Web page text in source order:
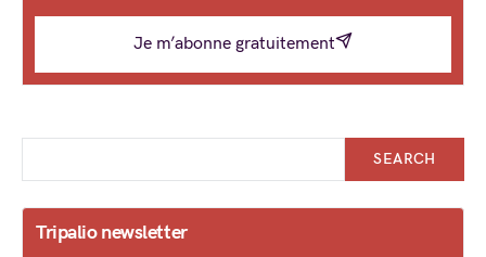
Je m’abonne gratuitement
SEARCH
Tripalio newsletter